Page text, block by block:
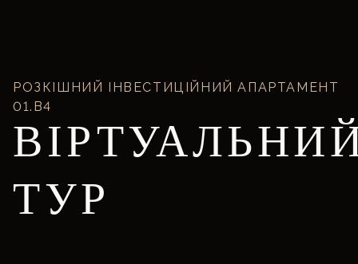
РОЗКІШНИЙ ІНВЕСТИЦІЙНИЙ АПАРТАМЕНТ
01.B4
ТУР